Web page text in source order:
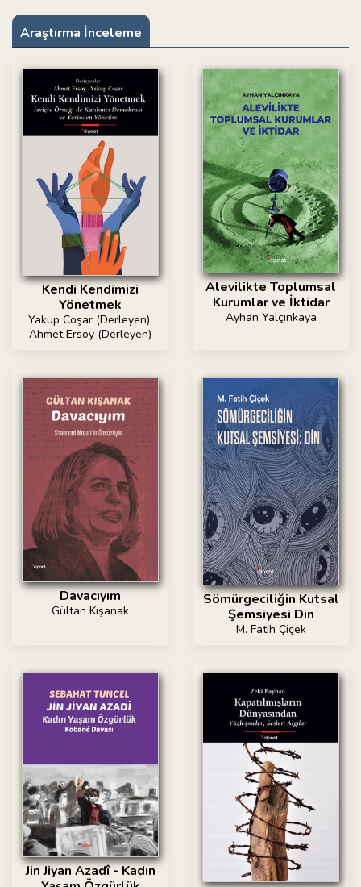
Araştırma İnceleme
Kendi Kendimizi
Yönetmek
Yakup Coşar (Derleyen),
Ahmet Ersoy (Derleyen)
Alevilikte Toplumsal
Kurumlar ve İktidar
Ayhan Yalçınkaya
Davacıyım
Gültan Kışanak
Sömürgeciliğin Kutsal
Şemsiyesi Din
M. Fatih Çiçek
Jin Jiyan Azadî - Kadın